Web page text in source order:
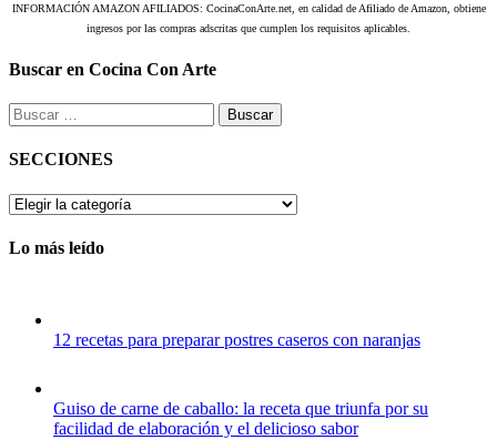
INFORMACIÓN AMAZON AFILIADOS: CocinaConArte.net, en calidad de Afiliado de Amazon, obtiene
ingresos por las compras adscritas que cumplen los requisitos aplicables.
Buscar en Cocina Con Arte
Buscar:
SECCIONES
SECCIONES
Lo más leído
12 recetas para preparar postres caseros con naranjas
Guiso de carne de caballo: la receta que triunfa por su
facilidad de elaboración y el delicioso sabor